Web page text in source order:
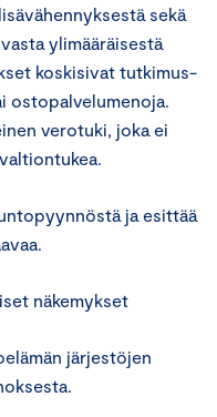
sekä
ylimääräisestä
koskisivat tutkimus-
ostopalvelumenoja.
verotuki, joka ei
ja esittää
näkemykset
järjestöjen